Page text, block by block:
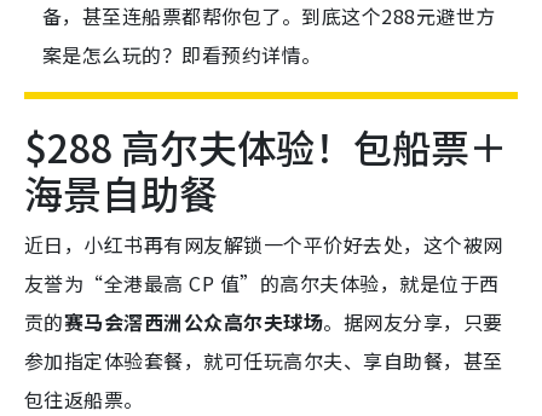
备，甚至连船票都帮你包了。到底这个288元避世方
案是怎么玩的？即看预约详情。
$288 高尔夫体验！包船票＋
海景自助餐
近日，小红书再有网友解锁一个平价好去处，这个被网
友誉为“全港最高 CP 值”的高尔夫体验，就是位于西
贡的赛马会滘西洲公众高尔夫球场。据网友分享，只要
参加指定体验套餐，就可任玩高尔夫、享自助餐，甚至
包往返船票。